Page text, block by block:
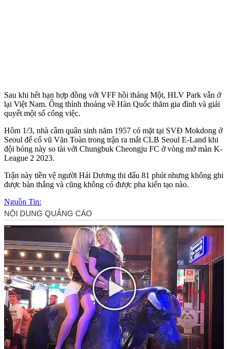
Sau khi hết hạn hợp đồng với VFF hồi tháng Một, HLV Park vẫn ở
lại Việt Nam. Ông thỉnh thoảng về Hàn Quốc thăm gia đình và giải
quyết một số công việc.
Hôm 1/3, nhà cầm quân sinh năm 1957 có mặt tại SVĐ Mokdong ở
Seoul để cổ vũ Văn Toàn trong trận ra mắt CLB Seoul E-Land khi
đội bóng này so tài với Chungbuk Cheongju FC ở vòng mở màn K-
League 2 2023.
Trận này tiền vệ người Hải Dương thi đấu 81 phút nhưng không ghi
được bàn thắng và cũng không có được pha kiến tạo nào.
Nguồn Tin: